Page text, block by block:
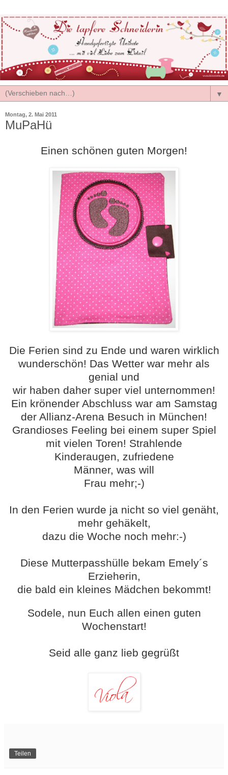
▼
Montag, 2. Mai 2011
MuPaHü
Einen schönen guten Morgen!
Die Ferien sind zu Ende und waren wirklich
wunderschön! Das Wetter war mehr als
genial und
wir haben daher super viel unternommen!
Ein krönender Abschluss war am Samstag
der Allianz-Arena Besuch in München!
Grandioses Feeling bei einem super Spiel
mit vielen Toren! Strahlende
Kinderaugen, zufriedene
Männer, was will
Frau mehr;-)
In den Ferien wurde ja nicht so viel genäht,
mehrgehäkelt,
dazu die Woche noch mehr:-)
Diese Mutterpasshülle bekam Emely´s
Erzieherin,
die bald ein kleines Mädchen bekommt!
Sodele, nun Euch allen einen guten
Wochenstart!
Seid alle ganz lieb gegrüßt
Teilen